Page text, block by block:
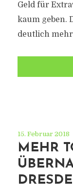
Geld für
kaum geben.
deutlich
15. Februar 2018
MEHR